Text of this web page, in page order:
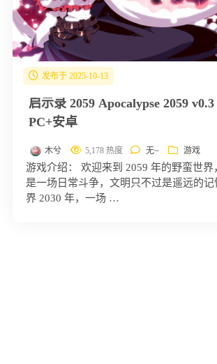
发布于 2025-10-13
启示录 2059 Apocalypse 2059
PC+安卓
木兮 5,178 热度 无~ 游戏
游戏介绍： 欢迎来到 2059 年的野蛮世
是一场日常斗争，文明只不过是遥远的
界 2030 年，一场 …